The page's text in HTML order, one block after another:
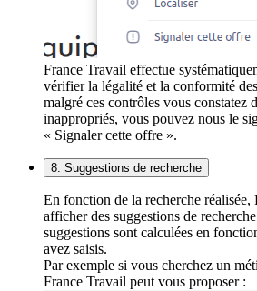
France Travail effectue
vérifier la légalité et la conformité
malgré ces contrôles vous constatez
inappropriés, vous pouvez nous le
« Signaler cette offre ».
8. Suggestions de recherche
En fonction de la recherche
afficher des suggestions de
suggestions sont calculées en
avez saisis.
Par exemple si vous cherchez un
France Travail peut vous proposer :